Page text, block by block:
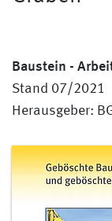
Baustein -
Stand 07/2021
Herausgeber: